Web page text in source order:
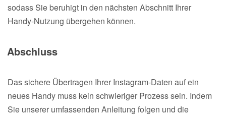
sodass Sie beruhigt in den nächsten Abschnitt Ihrer
Handy-Nutzung übergehen können.
Abschluss
Das sichere Übertragen Ihrer Instagram-Daten auf ein
neues Handy muss kein schwieriger Prozess sein. Indem
Sie unserer umfassenden Anleitung folgen und die